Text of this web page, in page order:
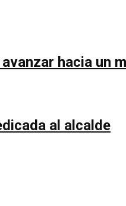
hacia un
al alcalde